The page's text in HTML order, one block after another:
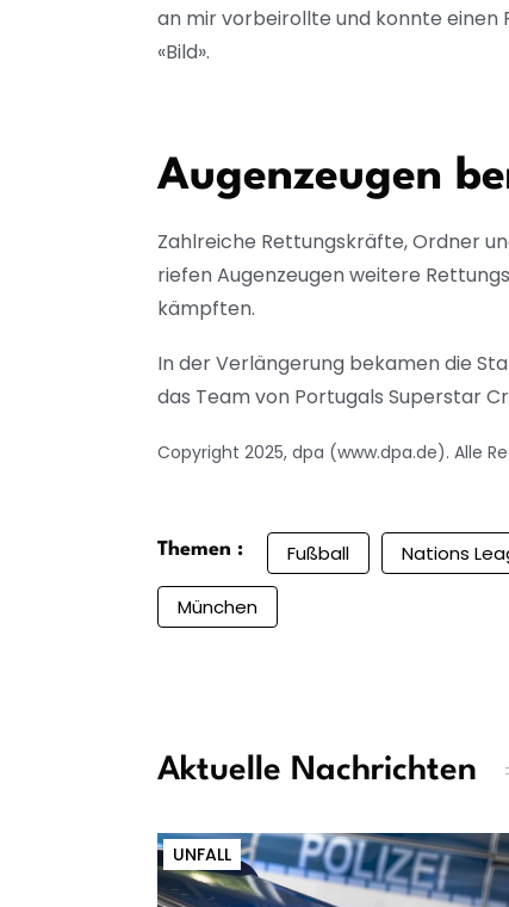
an mir vorbeirollte und konnte einen
«Bild».
Augenzeugen
Zahlreiche Rettungskräfte, Ordner
riefen Augenzeugen weitere
kämpften.
In der Verlängerung bekamen die
das Team von Portugals Superstar
Copyright 2025, dpa (www.dpa.de). Alle
Themen : Fußball Nations
München
Aktuelle Nachrichten
UNFALL